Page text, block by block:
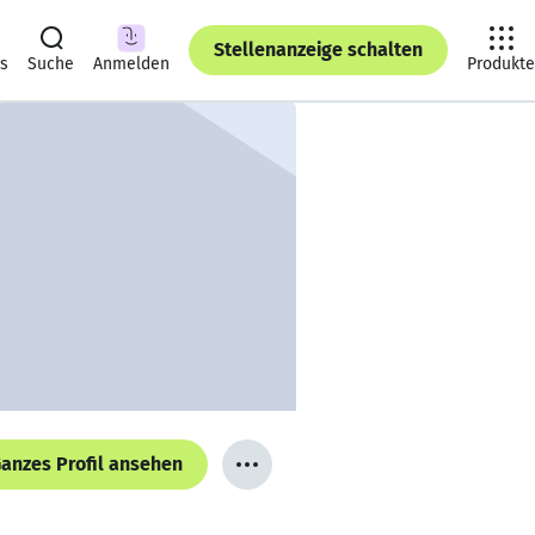
Suche Anmelden
Stellenanzeige schalten
Produkte
Profil ansehen